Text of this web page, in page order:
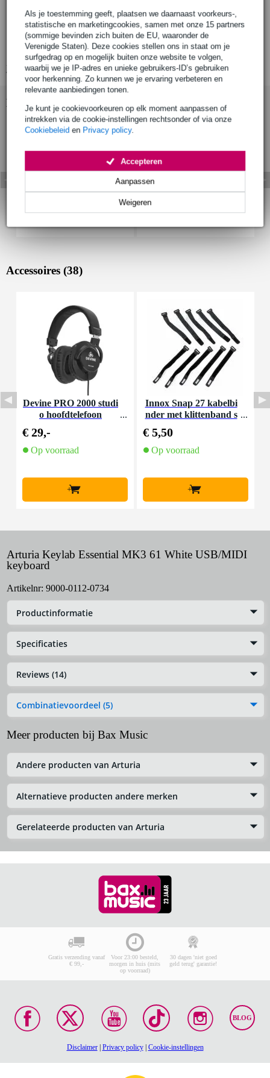
Als je toestemming geeft, plaatsen we daarnaast voorkeurs-,
statistische en marketingcookies, samen met onze 15 partners
(sommige bevinden zich buiten de EU, waaronder de
Verenigde Staten). Deze cookies stellen ons in staat om je
surfgedrag op en mogelijk buiten onze website te volgen,
waarbij we je IP-adres en unieke gebruikers-ID’s gebruiken
voor herkenning. Zo kunnen we je ervaring verbeteren en
relevante aanbiedingen tonen.
Je kunt je cookievoorkeuren op elk moment aanpassen of
intrekken via de cookie-instellingen rechtsonder of via onze
Cookiebeleid en Privacy policy.
Weigeren
Aanpassen
Accepteren
meegeleverde software:
Ableton Live Lite
UVI Model D
Native Instruments The Gentleman
Bekijk alle productspecificaties
Bekijk ook eens (4)
Accessoires (38)
Devine PRO 2000 studi
o hoofdtelefoon
€ 29,-
Op voorraad
+
Innox Snap 27 kabelbi
nder met klittenband s
€ 5,50
Op voorraad
+
Arturia Keylab Essential MK3 61 White USB/MIDI
keyboard
Artikelnr: 9000-0112-0734
Productinformatie
Specificaties
Reviews (14)
Combinatievoordeel (5)
Meer producten bij Bax Music
Andere producten van Arturia
Alternatieve producten andere merken
Gerelateerde producten van Arturia
Gratis verzending vanaf
€ 99,-
Voor 23:00 besteld,
morgen in huis (mits
op voorraad)
30 dagen 'niet goed
geld terug' garantie!
BLOG
Disclaimer| Privacy policy| Cookie-instellingen